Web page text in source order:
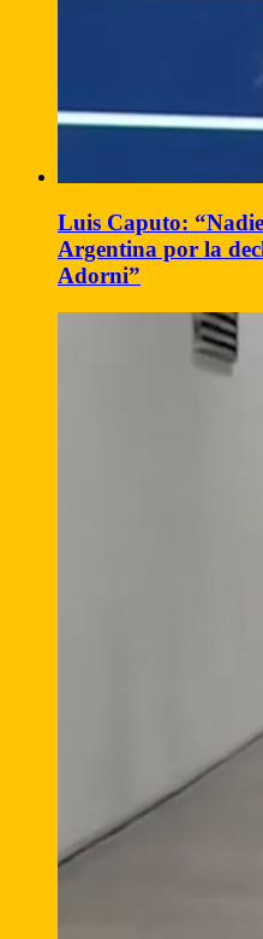
Luis Caputo:
Argentina por la
Adorni”